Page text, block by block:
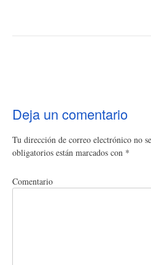
Deja un comentario
Tu dirección de correo electrónico no
obligatorios están marcados con *
Comentario